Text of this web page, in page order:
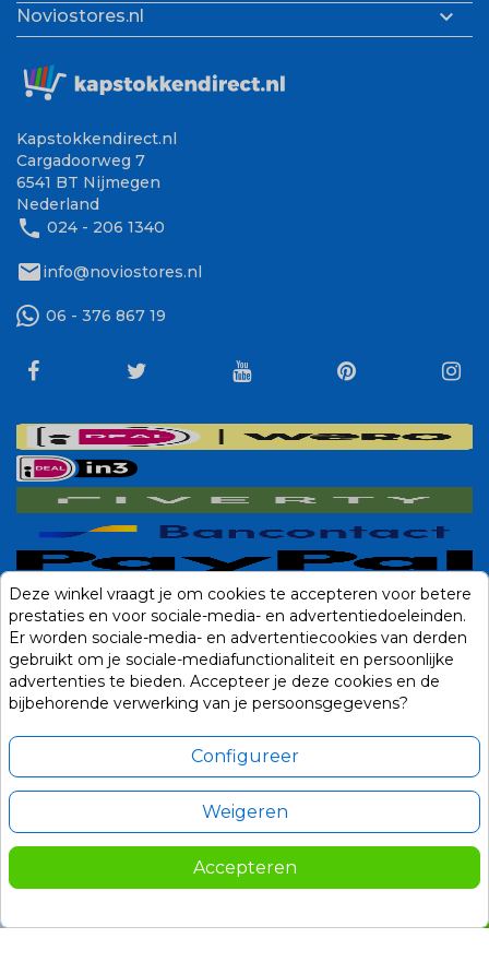
Noviostores.nl 
Kapstokkendirect.nl
Cargadoorweg 7
6541 BT Nijmegen
Nederland
phone 024 - 206 1340
mailinfo@noviostores.nl
06 - 376 867 19
Deze winkel vraagt je om cookies te accepteren voor betere
prestaties en voor sociale-media- en advertentiedoeleinden.
Er worden sociale-media- en advertentiecookies van derden
gebruikt om je sociale-mediafunctionaliteit en persoonlijke
advertenties te bieden. Accepteer je deze cookies en de
bijbehorende verwerking van je persoonsgegevens?
Configureer
Weigeren
Accepteren